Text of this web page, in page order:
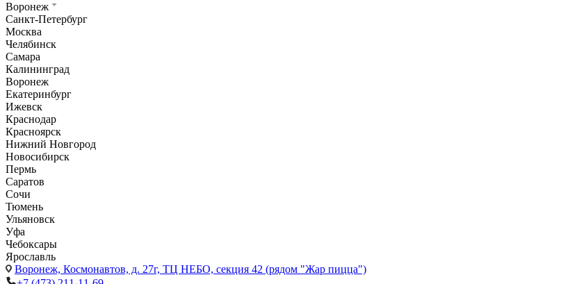
Воронеж
Санкт-Петербург
Москва
Челябинск
Самара
Калининград
Воронеж
Екатеринбург
Ижевск
Краснодар
Красноярск
Нижний Новгород
Новосибирск
Пермь
Саратов
Сочи
Тюмень
Ульяновск
Уфа
Чебоксары
Ярославль
Воронеж, Космонавтов, д. 27г, ТЦ НЕБО, секция 42 (рядом "Жар пицца")